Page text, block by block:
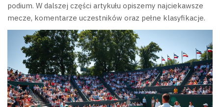
podium. W dalszej części artykułu opiszemy najciekawsze
mecze, komentarze uczestników oraz pełne klasyfikacje.